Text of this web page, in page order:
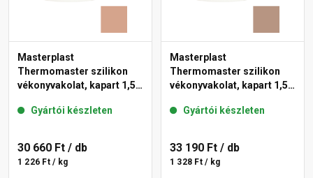
Masterplast
Thermomaster szilikon
vékonyvakolat, kapart 1,5
Gyártói készleten
30 660 Ft / db
1 226 Ft / kg
Masterplast
Thermomaster szilikon
vékonyvakolat, kapart 1,5
Gyártói készleten
33 190 Ft / db
1 328 Ft / kg